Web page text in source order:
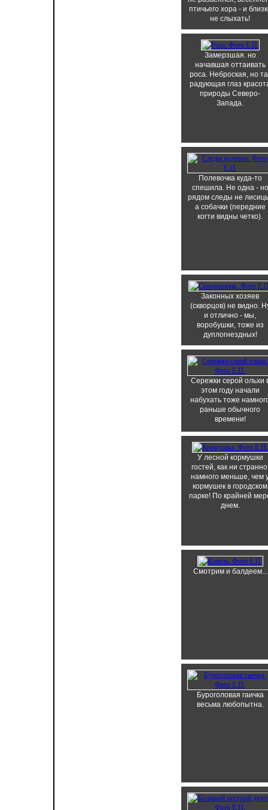
птичьего хора - и
не слыхать!
Замерзшая. но
начавшая оттаивать
роса. Неброская, но
радующая глаз
природы Северо-
Запада.
Полевочка куда-то
спешила. Не одна - но
рядом следы не
а собачки (передние
когти видны четко).
Законных хозяев
(скворцов) не видно.
и отлично - мы,
воробушки, тоже из
дуплогнездных!
Сережки серой ольхи
этом году начали
набухать тоже
раньше обычного
времени!
У лесной кормушки
гостей, как ни
намного меньше, чем
кормушек в городском
парке! По крайней
днем.
Смотрим и балдеем...
Буроголовая гаичка
весьма любопытна.